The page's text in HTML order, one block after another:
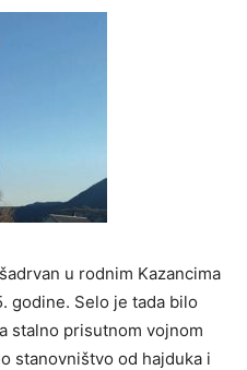
u rodnim Kazancima
godine. Selo je tada bilo
stalno prisutnom vojnom
stanovništvo od hajduka i